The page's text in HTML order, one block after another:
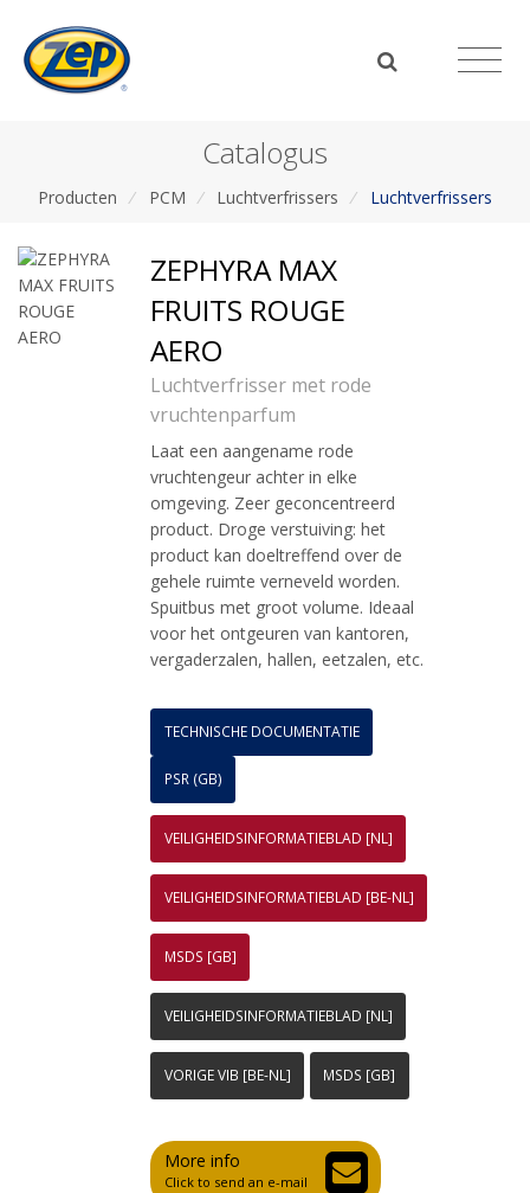
Catalogus
Producten / PCM / Luchtverfrissers / Luchtverfrissers
ZEPHYRA MAX
FRUITS ROUGE
AERO
Luchtverfrisser met rode
vruchtenparfum
Laat een aangename rode
vruchtengeur achter in elke
omgeving. Zeer geconcentreerd
product. Droge verstuiving: het
product kan doeltreffend over de
gehele ruimte verneveld worden.
Spuitbus met groot volume. Ideaal
voor het ontgeuren van kantoren,
vergaderzalen, hallen, eetzalen, etc.
TECHNISCHE DOCUMENTATIE
PSR (GB)
VEILIGHEIDSINFORMATIEBLAD [NL]
VEILIGHEIDSINFORMATIEBLAD [BE-NL]
MSDS [GB]
VEILIGHEIDSINFORMATIEBLAD [NL]
VORIGE VIB [BE-NL] MSDS [GB]
More info
Click to send an e-mail